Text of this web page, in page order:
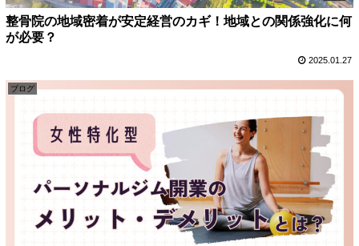
整骨院の地域密着が安定経営のカギ！地域との関係強化に何
が必要？
2025.01.27
ブログ